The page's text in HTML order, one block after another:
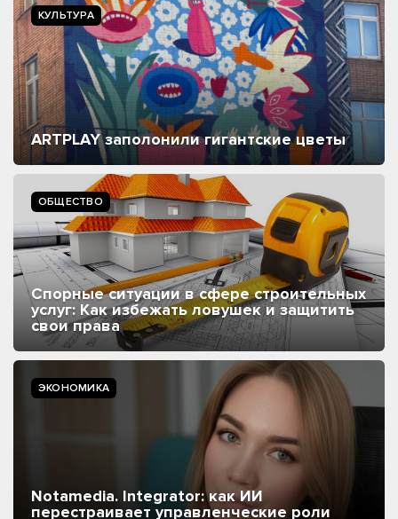
КУЛЬТУРА
ARTPLAY заполонили гигантские цветы
ОБЩЕСТВО
Спорные ситуации в сфере строительных
услуг: Как избежать ловушек и защитить
свои права
ЭКОНОМИКА
Notamedia. Integrator: как ИИ
перестраивает управленческие роли